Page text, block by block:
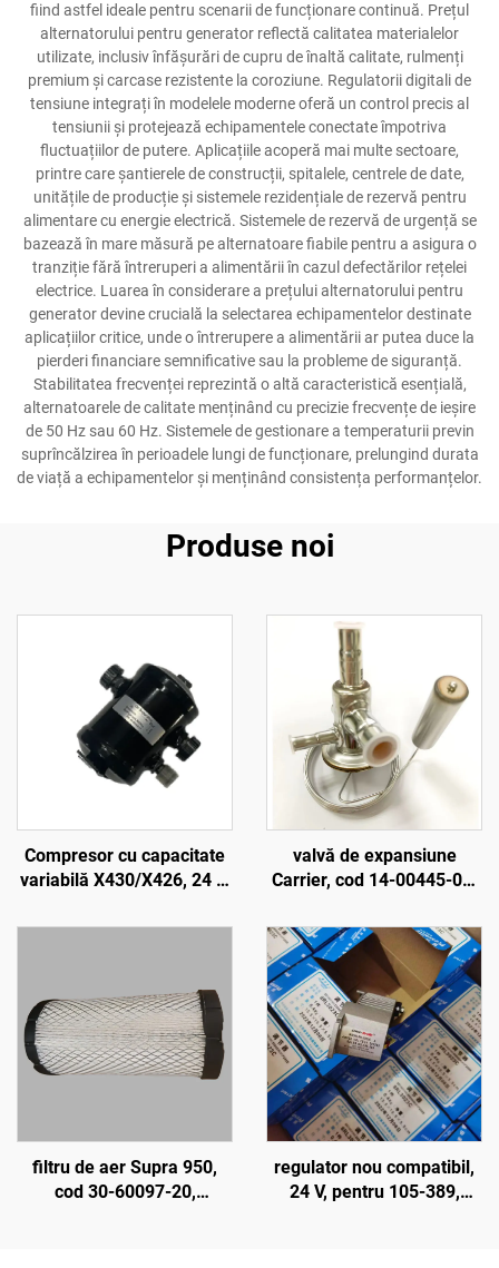
fiind astfel ideale pentru scenarii de funcționare continuă. Prețul
alternatorului pentru generator reflectă calitatea materialelor
utilizate, inclusiv înfășurări de cupru de înaltă calitate, rulmenți
premium și carcase rezistente la coroziune. Regulatorii digitali de
tensiune integrați în modelele moderne oferă un control precis al
tensiunii și protejează echipamentele conectate împotriva
fluctuațiilor de putere. Aplicațiile acoperă mai multe sectoare,
printre care șantierele de construcții, spitalele, centrele de date,
unitățile de producție și sistemele rezidențiale de rezervă pentru
alimentare cu energie electrică. Sistemele de rezervă de urgență se
bazează în mare măsură pe alternatoare fiabile pentru a asigura o
tranziție fără întreruperi a alimentării în cazul defectărilor rețelei
electrice. Luarea în considerare a prețului alternatorului pentru
generator devine crucială la selectarea echipamentelor destinate
aplicațiilor critice, unde o întrerupere a alimentării ar putea duce la
pierderi financiare semnificative sau la probleme de siguranță.
Stabilitatea frecvenței reprezintă o altă caracteristică esențială,
alternatoarele de calitate menținând cu precizie frecvențe de ieșire
de 50 Hz sau 60 Hz. Sistemele de gestionare a temperaturii previn
suprîncălzirea în perioadele lungi de funcționare, prelungind durata
de viață a echipamentelor și menținând consistența performanțelor.
Produse noi
Compresor cu capacitate
variabilă X430/X426, 24 V,
arbore cotit, piesă pentru
Transicold
valvă de expansiune
Carrier, cod 14-00445-01,
fabrică pentru
echipamente de
refrigerare și accesorii
pentru vehicule frigorifice
filtru de aer Supra 950,
cod 30-60097-20,
regulator nou compatibil,
24 V, pentru 105-389,